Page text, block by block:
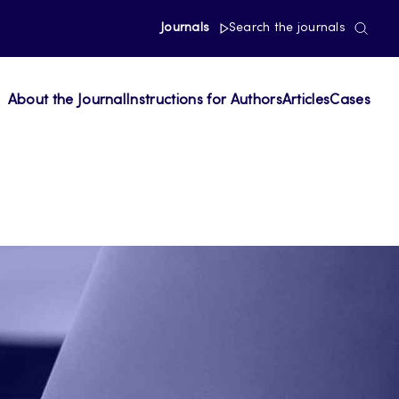
Journals Search the journals
About the Journal Instructions for AuthorsArticlesCases